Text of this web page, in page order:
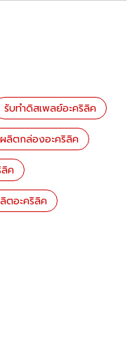
รับทำดิสเพลย์อะคริลิค
ลิตกล่องอะคริลิค
ค
ตอะคริลิค